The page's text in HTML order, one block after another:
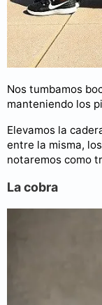
Nos tumbamos
manteniendo los
Elevamos la
entre la misma,
notaremos como
La cobra